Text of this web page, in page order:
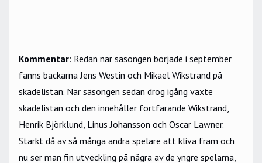
Kommentar: Redan när säsongen började i september
fanns backarna Jens Westin och Mikael Wikstrand på
skadelistan. När säsongen sedan drog igång växte
skadelistan och den innehåller fortfarande Wikstrand,
Henrik Björklund, Linus Johansson och Oscar Lawner.
Starkt då av så många andra spelare att kliva fram och
nu ser man fin utveckling på några av de yngre spelarna,